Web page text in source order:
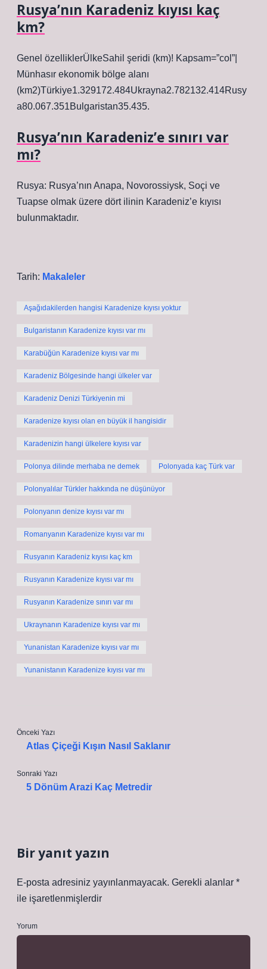
Rusya’nın Karadeniz kıyısı kaç
km?
Genel özelliklerÜlkeSahil şeridi (km)! Kapsam=”col”|
Münhasır ekonomik bölge alanı
(km2)Türkiye1.329172.484Ukrayna2.782132.414Rusy
a80.067.351Bulgaristan35.435.
Rusya’nın Karadeniz’e sınırı var
mı?
Rusya: Rusya’nın Anapa, Novorossiysk, Soçi ve
Tuapse olmak üzere dört ilinin Karadeniz’e kıyısı
bulunmaktadır.
Tarih: Makaleler
Aşağıdakilerden hangisi Karadenize kıyısı yoktur
Bulgaristanın Karadenize kıyısı var mı
Karabüğün Karadenize kıyısı var mı
Karadeniz Bölgesinde hangi ülkeler var
Karadeniz Denizi Türkiyenin mi
Karadenize kıyısı olan en büyük il hangisidir
Karadenizin hangi ülkelere kıyısı var
Polonya dilinde merhaba ne demek Polonyada kaç Türk var
Polonyalılar Türkler hakkında ne düşünüyor
Polonyanın denize kıyısı var mı
Romanyanın Karadenize kıyısı var mı
Rusyanın Karadeniz kıyısı kaç km
Rusyanın Karadenize kıyısı var mı
Rusyanın Karadenize sınırı var mı
Ukraynanın Karadenize kıyısı var mı
Yunanistan Karadenize kıyısı var mı
Yunanistanın Karadenize kıyısı var mı
Önceki Yazı
Atlas Çiçeği Kışın Nasıl Saklanır
Sonraki Yazı
5 Dönüm Arazi Kaç Metredir
Bir yanıt yazın
E-posta adresiniz yayınlanmayacak. Gerekli alanlar *
ile işaretlenmişlerdir
Yorum